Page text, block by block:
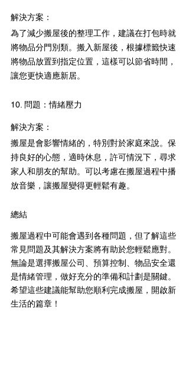
解決方案：
為了減少搬屋後的整理工作，建議在打包時就
將物品分門別類。搬入新屋後，根據標籤快速
將物品放置到指定位置，這樣可以節省時間，
讓您更快適應新居。
10. 問題：情緒壓力
解決方案：
搬屋是會影響情緒的，特別對於家庭來說。保
持良好的心態，適時休息，許可情況下，尋求
家人和朋友的幫助。可以考慮在搬屋過程中播
放音樂，讓搬屋變得更輕鬆有趣。
總結
搬屋過程中可能會遇到各種問題，但了解這些
常見問題及其解決方案將有助於您輕鬆應對。
無論是選擇搬屋公司、預算控制、物品安全還
是情緒管理，做好充分的準備和計劃是關鍵。
希望這些建議能幫助您順利完成搬屋，開啟新
生活的篇章！